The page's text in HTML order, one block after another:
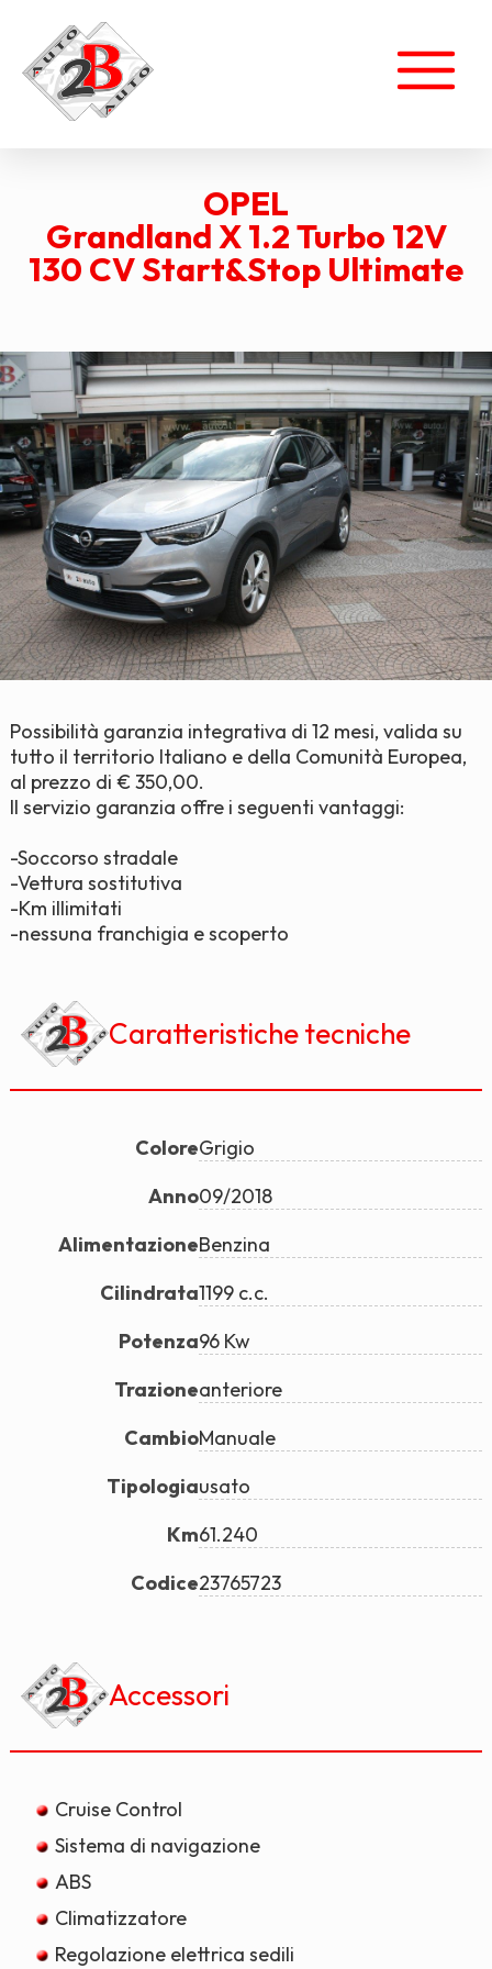
OPEL
Grandland X 1.2 Turbo 12V
130 CV Start&Stop Ultimate
Possibilità garanzia integrativa di 12 mesi, valida su
tutto il territorio Italiano e della Comunità Europea,
al prezzo di € 350,00.
Il servizio garanzia offre i seguenti vantaggi:
-Soccorso stradale
-Vettura sostitutiva
-Km illimitati
-nessuna franchigia e scoperto
Caratteristiche tecniche
ColoreGrigio
Anno09/2018
AlimentazioneBenzina
Cilindrata1199 c.c.
Potenza96 Kw
Trazioneanteriore
CambioManuale
Tipologiausato
Km61.240
Codice23765723
Accessori
Cruise Control
Sistema di navigazione
ABS
Climatizzatore
Regolazione elettrica sedili